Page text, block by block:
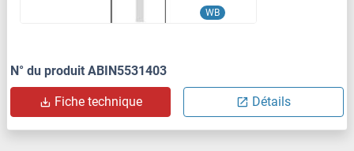
WB
N° du produit ABIN5531403
Fiche technique Détails